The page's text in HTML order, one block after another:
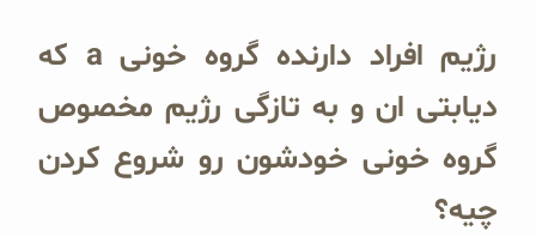
رژیم افراد دارنده گروه خونی a که
دیابتی ان و به تازگی رژیم مخصوص
گروه خونی خودشون رو شروع کردن
چیه؟